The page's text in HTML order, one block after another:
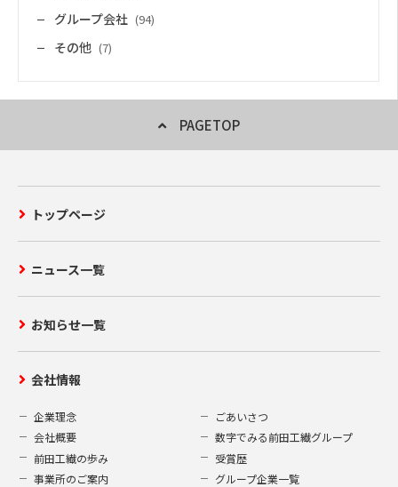
グループ会社 (94)
その他 (7)
PAGETOP
トップページ
ニュース一覧
お知らせ一覧
会社情報
企業理念
ごあいさつ
会社概要
数字でみる前田工繊グループ
前田工繊の歩み
受賞歴
事業所のご案内
グループ企業一覧